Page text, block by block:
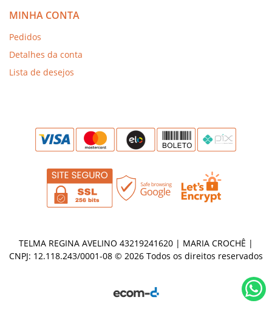
MINHA CONTA
Pedidos
Detalhes da conta
Lista de desejos
TELMA REGINA AVELINO 43219241620 | MARIA CROCHÊ |
CNPJ: 12.118.243/0001-08 © 2026 Todos os direitos reservados